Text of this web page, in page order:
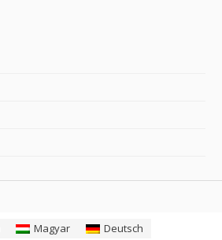
Magyar Deutsch